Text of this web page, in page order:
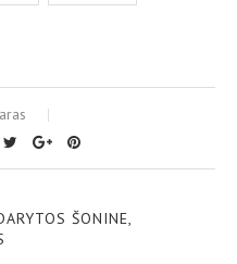
ŠONINE,